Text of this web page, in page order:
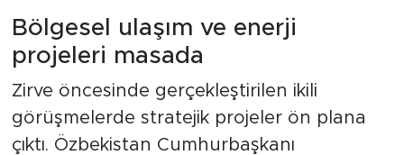
Bölgesel ulaşım ve enerji
Zirve öncesinde gerçekleştirilen ikili
görüşmelerde stratejik projeler ön plana